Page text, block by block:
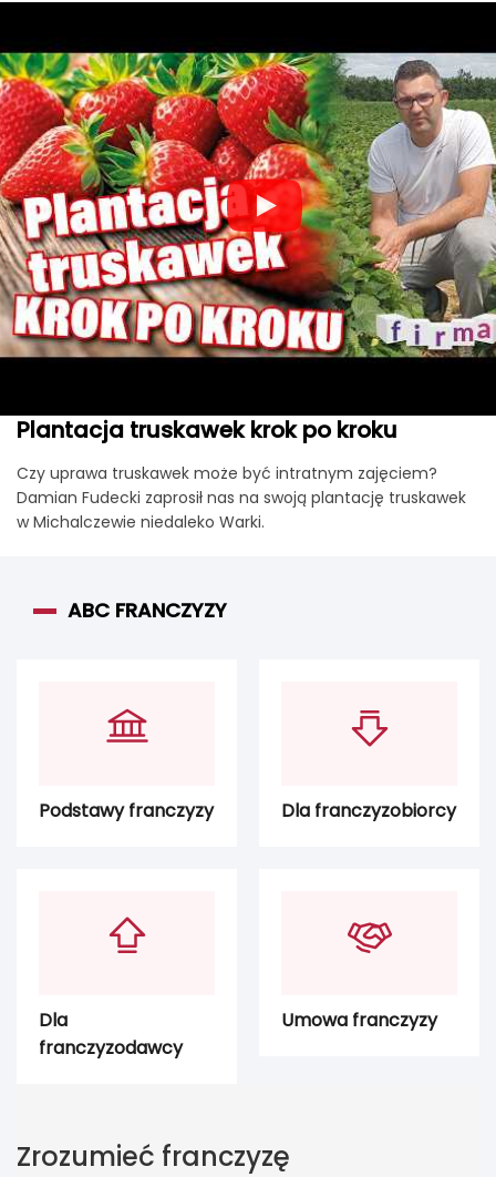
Plantacja truskawek krok po kroku
Czy uprawa truskawek może być intratnym zajęciem?
Damian Fudecki zaprosił nas na swoją plantację truskawek
w Michalczewie niedaleko Warki.
ABC FRANCZYZY
Podstawy franczyzy Dla franczyzobiorcy
Dla
franczyzodawcy
Umowa franczyzy
Zrozumieć franczyzę